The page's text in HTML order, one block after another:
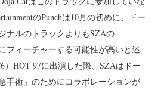
のPunchは10月の初めに、ドー
ナルのトラックよりもSZAの
フィーチャーする可能性が高いと述
）HOT 97に出演した際、SZAはドー
手術」のためにコラボレーションが